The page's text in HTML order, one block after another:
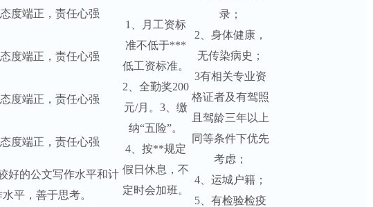
1、月工资标
准不低于***
低工资标准。
2、全勤奖200
元/月。3、缴
纳“五险”。
4、按**规定
假日休息，不
定时会加班。
录；
2、身体健康，
无传染病史；
3有相关专业资
格证者及有驾照
且驾龄三年以上
同等条件下优先
考虑；
4、运城户籍；
5、有检验检疫
度端正，责任心强
度端正，责任心强
度端正，责任心强
度端正，责任心强
好的公文写作水平和计
平，善于思考。